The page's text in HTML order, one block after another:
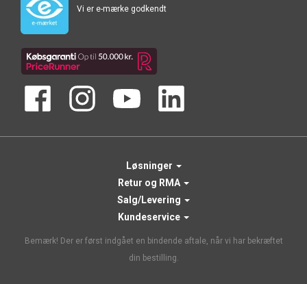
Vi er e-mærke godkendt
Løsninger
Retur og RMA
Salg/Levering
Kundeservice
Bemærk! Der er først indgået en bindende aftale, når vi har bekræftet
din bestilling.